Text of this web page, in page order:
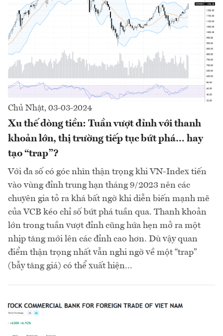
Chủ Nhật, 03-03-2024
Xu thế dòng tiền: Tuần vượt đỉnh với thanh
khoản lớn, thị trường tiếp tục bứt phá… hay
tạo “trap”?
Với đa số có góc nhìn thận trọng khi VN-Index tiến
vào vùng đỉnh trung hạn tháng 9/2023 nên các
chuyên gia tỏ ra khá bất ngờ khi diễn biến mạnh mẽ
của VCB kéo chỉ số bứt phá tuần qua. Thanh khoản
lớn trong tuần vượt đỉnh cũng hứa hẹn mở ra một
nhịp tăng mới lên các đỉnh cao hơn. Dù vậy quan
điểm thận trọng nhất vẫn nghi ngờ về một “trap”
(bẫy tăng giá) có thể xuất hiện...